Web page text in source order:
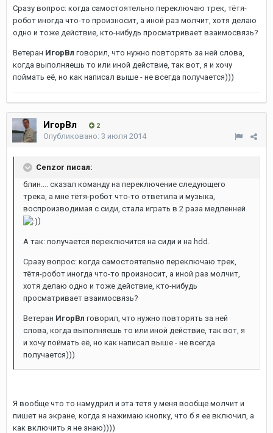
Сразу вопрос: когда самостоятельно переключаю трек, тётя-
робот иногда что-то произносит, а иной раз молчит, хотя делаю
одно и тоже действие, кто-нибудь просматривает взаимосвязь?
Ветеран ИгорВл говорил, что нужно повторять за ней слова,
когда выполняешь то или иной действие, так вот, я и хочу
поймать её, но как написал выше - не всегда получается)))
ИгорВл 2
Опубликовано: 3 июля 2014
Cenzor писал:
блин.... сказал команду на переключение следующего
трека, а мне тётя-робот что-то ответила и музыка,
воспроизводимая с сиди, стала играть в 2 раза медленней
)
А так: получается переключится на сиди и на hdd.
Сразу вопрос: когда самостоятельно переключаю трек,
тётя-робот иногда что-то произносит, а иной раз молчит,
хотя делаю одно и тоже действие, кто-нибудь
просматривает взаимосвязь?
Ветеран ИгорВл говорил, что нужно повторять за ней
слова, когда выполняешь то или иной действие, так вот, я
и хочу поймать её, но как написал выше - не всегда
получается)))
Я вообще что то намудрил и эта тетя у меня вообще молчит и
пишет на экране, когда я нажимаю кнопку, что б я ее включил, а
как включить я не знаю))))